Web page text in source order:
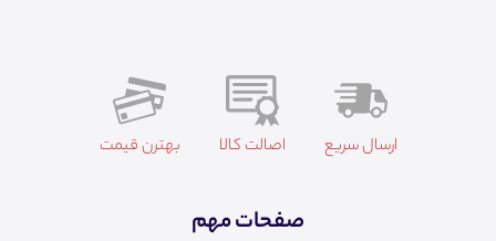
ارسال سریع اصالت کالا بهترن قیمت
صفحات مهم